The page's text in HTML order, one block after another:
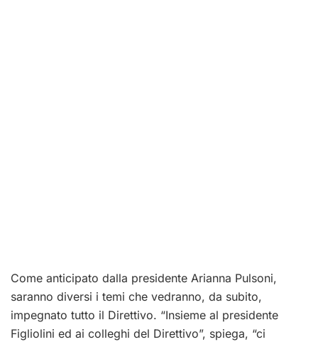
Come anticipato dalla presidente Arianna Pulsoni,
saranno diversi i temi che vedranno, da subito,
impegnato tutto il Direttivo. “Insieme al presidente
Figliolini ed ai colleghi del Direttivo”, spiega, “ci